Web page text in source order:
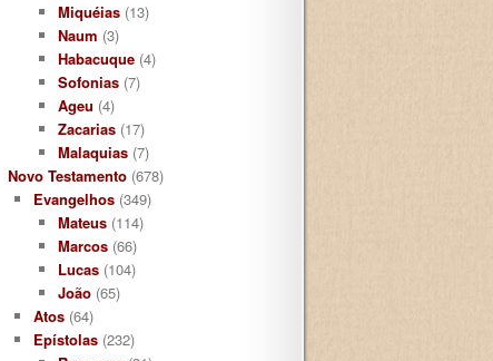
Miquéias (13)
Naum (3)
Habacuque (4)
Sofonias (7)
Ageu (4)
Zacarias (17)
Malaquias (7)
Novo Testamento (678)
Evangelhos(349)
Mateus (114)
Marcos (66)
Lucas (104)
João (65)
Atos(64)
Epístolas(232)